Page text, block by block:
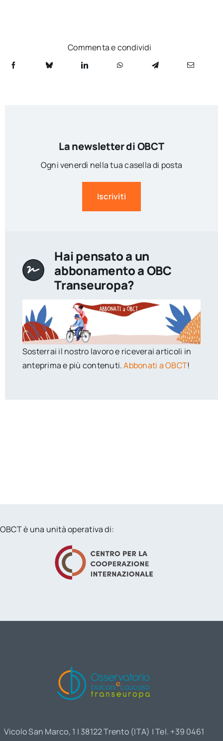
Commenta e condividi
La newsletter di OBCT
Ogni venerdì nella tua casella di posta
Iscriviti
Hai pensato a un
abbonamento a OBC
Transeuropa?
Sosterrai il nostro lavoro e riceverai articoli in
anteprima e più contenuti.Abbonati a OBCT!
OBCT è una unità operativa di:
Vicolo San Marco, 1 | 38122 Trento (ITA) | Tel. +39 0461